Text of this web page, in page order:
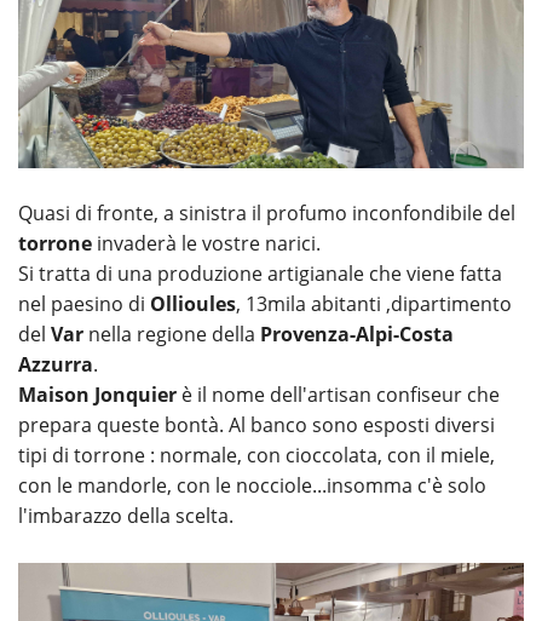
Quasi di fronte, a sinistra il profumo inconfondibile del
torrone invaderà le vostre narici.
Si tratta di una produzione artigianale che viene fatta
nel paesino di Ollioules, 13mila abitanti ,dipartimento
del Var nella regione della Provenza-Alpi-Costa
Azzurra.
Maison Jonquier è il nome dell'artisan confiseur che
prepara queste bontà. Al banco sono esposti diversi
tipi di torrone : normale, con cioccolata, con il miele,
con le mandorle, con le nocciole...insomma c'è solo
l'imbarazzo della scelta.